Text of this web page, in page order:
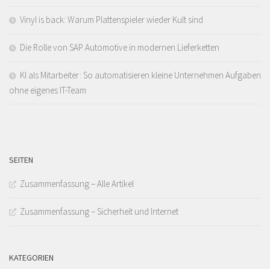
Vinyl is back: Warum Plattenspieler wieder Kult sind
Die Rolle von SAP Automotive in modernen Lieferketten
KI als Mitarbeiter: So automatisieren kleine Unternehmen Aufgaben
ohne eigenes IT-Team
SEITEN
Zusammenfassung – Alle Artikel
Zusammenfassung – Sicherheit und Internet
KATEGORIEN